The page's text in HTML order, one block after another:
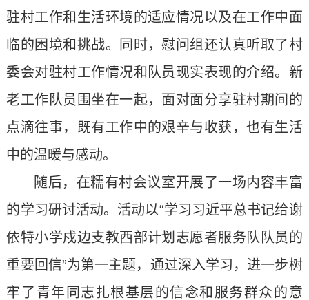
驻村工作和生活环境的适应情况以及在工作中面
临的困境和挑战。同时，慰问组还认真听取了村
委会对驻村工作情况和队员现实表现的介绍。新
老工作队员围坐在一起，面对面分享驻村期间的
点滴往事，既有工作中的艰辛与收获，也有生活
中的温暖与感动。
随后，在糯有村会议室开展了一场内容丰富
的学习研讨活动。活动以“学习习近平总书记给谢
依特小学戍边支教西部计划志愿者服务队队员的
重要回信”为第一主题，通过深入学习，进一步树
牢了青年同志扎根基层的信念和服务群众的意